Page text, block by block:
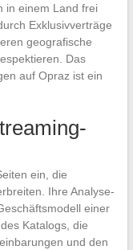
in einem Land frei
Exklusivverträge
geografische
Das
auf Opraz ist ein
ein, die
Ihre Analyse-
einer
Katalogs, die
und den